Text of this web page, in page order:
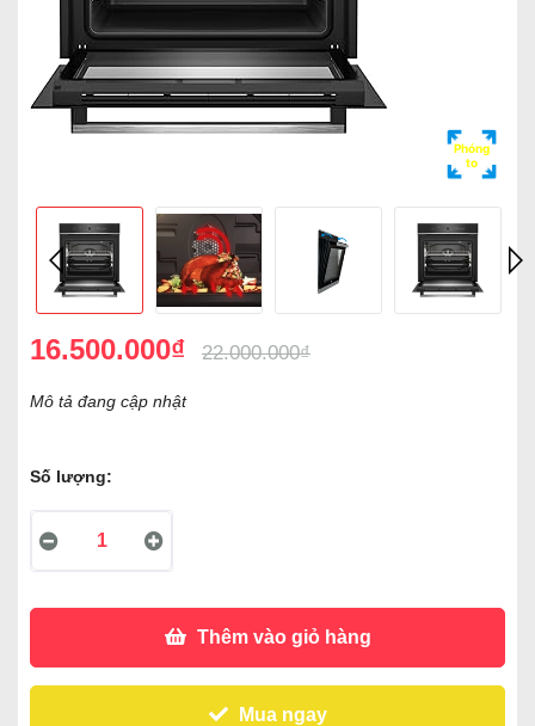
Phóng
to
16.500.000₫ 22.000.000₫
Mô tả đang cập nhật
Số lượng:
Thêm vào giỏ hàng
Mua ngay